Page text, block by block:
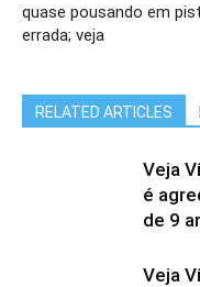
quase pousando em
errada; veja
RELATED ARTICLES
Veja
é
de 9
Veja